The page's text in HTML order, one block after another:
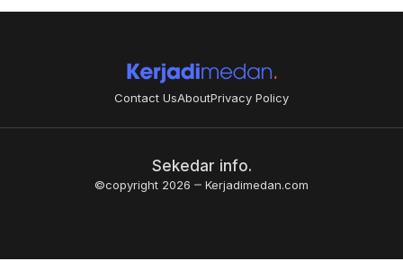
Contact UsAboutPrivacy Policy
Sekedar info.
©copyright 2026 Kerjadimedan.com